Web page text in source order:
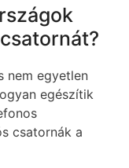
nem egyetlen
egészítik
csatornák a